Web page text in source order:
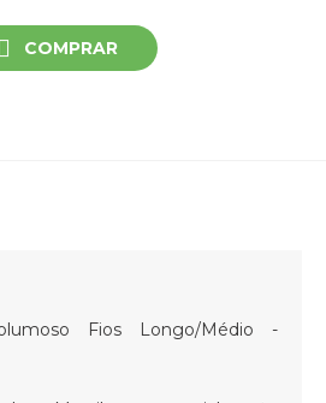
COMPRAR
Fios Longo/Médio -